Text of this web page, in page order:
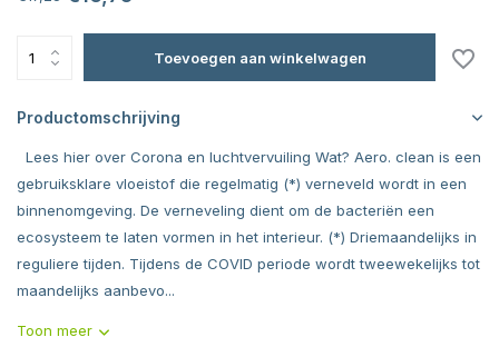
Toevoegen aan winkelwagen
Productomschrijving
Lees hier over Corona en luchtvervuiling Wat? Aero. clean is een
gebruiksklare vloeistof die regelmatig (*) verneveld wordt in een
binnenomgeving. De verneveling dient om de bacteriën een
ecosysteem te laten vormen in het interieur. (*) Driemaandelijks in
reguliere tijden. Tijdens de COVID periode wordt tweewekelijks tot
maandelijks aanbevo...
Toon meer